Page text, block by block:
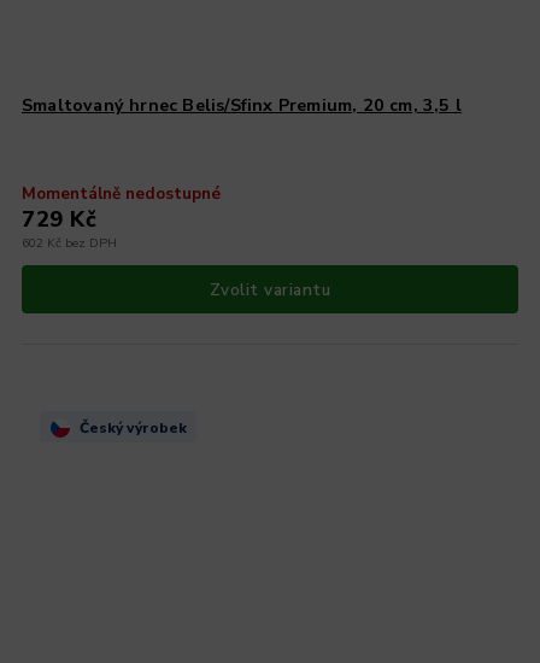
Smaltovaný hrnec Belis/Sfinx Premium, 20 cm, 3,5 l
Momentálně nedostupné
602 Kč bez DPH
729 Kč
Zvolit variantu
Český výrobek